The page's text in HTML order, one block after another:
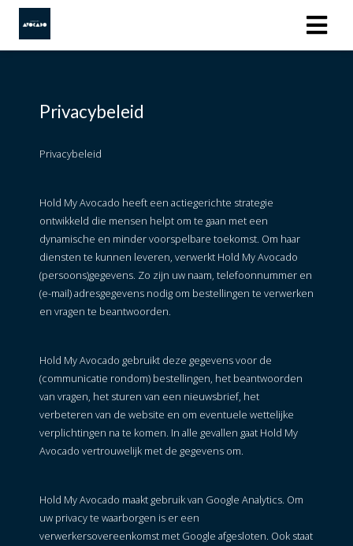
Privacybeleid
Privacybeleid
Hold My Avocado heeft een actiegerichte strategie
ontwikkeld die mensen helpt om te gaan met een
dynamische en minder voorspelbare toekomst. Om haar
diensten te kunnen leveren, verwerkt Hold My Avocado
(persoons)gegevens. Zo zijn uw naam, telefoonnummer en
(e-mail) adresgegevens nodig om bestellingen te verwerken
en vragen te beantwoorden.
Hold My Avocado gebruikt deze gegevens voor de
(communicatie rondom) bestellingen, het beantwoorden
van vragen, het sturen van een nieuwsbrief, het
verbeteren van de website en om eventuele wettelijke
verplichtingen na te komen. In alle gevallen gaat Hold My
Avocado vertrouwelijk met de gegevens om.
Hold My Avocado maakt gebruik van Google Analytics. Om
uw privacy te waarborgen is er een
verwerkersovereenkomst met Google afgesloten. Ook staat